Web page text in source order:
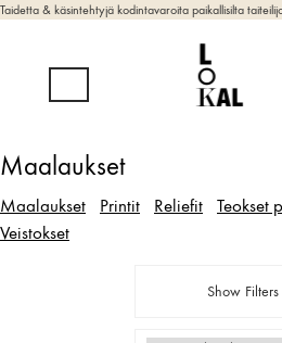
Taidetta & käsintehtyjä kodintavaroita paikallisilta
Maalaukset
Maalaukset Printit Reliefit Teokset
Veistokset
Show Filters